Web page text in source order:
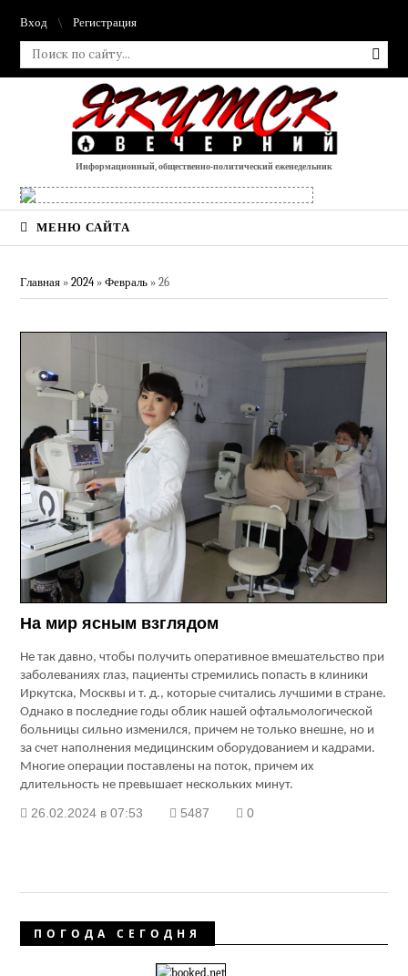
Вход Регистрация
Информационный, общественно-политический еженедельник
МЕНЮ САЙТА
Главная »2024 » Февраль » 26
На мир ясным взглядом
Не так давно, чтобы получить оперативное вмешательство при
заболеваниях глаз, пациенты стремились попасть в клиники
Иркутска, Москвы и т. д., которые считались лучшими в стране.
Однако в последние годы облик нашей офтальмологической
больницы сильно изменился, причем не только внешне, но и
за счет наполнения медицинским оборудованием и кадрами.
Многие операции поставлены на поток, причем их
длительность не превышает нескольких минут.
26.02.2024 в 07:53 5487 0
ПОГОДА СЕГОДНЯ